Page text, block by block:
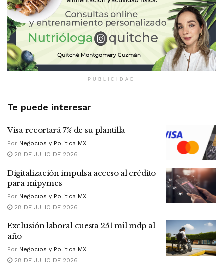
PUBLICIDAD
Te puede interesar
Visa recortará 7% de su plantilla
Por Negocios y Política MX
28 DE JULIO DE 2026
Digitalización impulsa acceso al crédito
para mipymes
Por Negocios y Política MX
28 DE JULIO DE 2026
Exclusión laboral cuesta 251 mil mdp al
año
Por Negocios y Política MX
28 DE JULIO DE 2026